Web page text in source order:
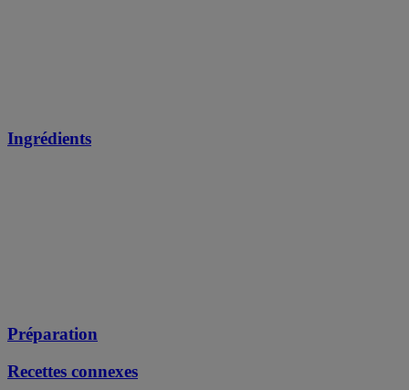
Ingrédients
Préparation
Recettes connexes